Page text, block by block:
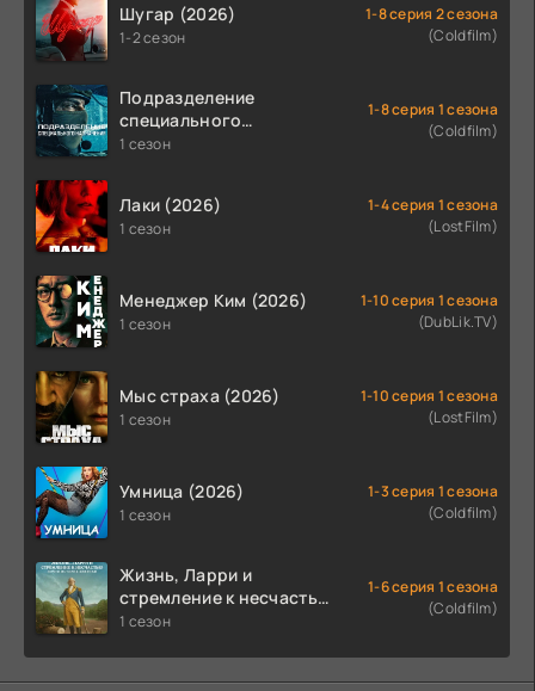
Шугар (2026)
1-2 сезон
1-8 серия 2 сезона
(Coldfilm)
Подразделение
специального
назначения (2026)
1 сезон
1-8 серия 1 сезона
(Coldfilm)
Лаки (2026)
1 сезон
1-4 серия 1 сезона
(LostFilm)
Менеджер Ким (2026)
1 сезон
1-10 серия 1 сезона
(DubLik.TV)
Мыс страха (2026)
1 сезон
1-10 серия 1 сезона
(LostFilm)
Умница (2026)
1 сезон
1-3 серия 1 сезона
(Coldfilm)
Жизнь, Ларри и
стремление к несчастью:
Почти история Америки
1 сезон
1-6 серия 1 сезона
(Coldfilm)